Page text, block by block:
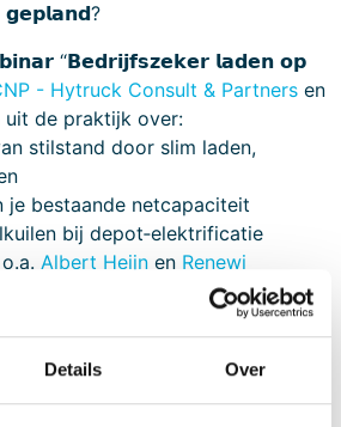
Details Over
𝗴𝗲𝗽𝗹𝗮𝗻𝗱?
“𝗕𝗲𝗱𝗿𝗶𝗷𝗳𝘀𝘇𝗲𝗸𝗲𝗿 𝗹𝗮𝗱𝗲𝗻 𝗼𝗽
- Hytruck Consult & Partners en
uit de praktijk over:
stilstand door slim laden,
je bestaande netcapaciteit
bij depot‑elektrificatie
Albert Heijn en Renewi
fleet‑ en transportmanagement
Tholhuijsen
Jasper Willems